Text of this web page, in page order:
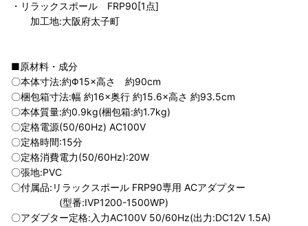
・リラックスポール FRP90[1点]
加工地:大阪府太子町
■原材料・成分
〇本体寸法:約Φ15×高さ 約90cm
〇梱包箱寸法:幅 約16×奥行 約15.6×高さ 約93.5cm
〇本体質量:約0.9kg(梱包箱:約1.7kg)
〇定格電源(50/60Hz) AC100V
〇定格時間:15分
〇定格消費電力(50/60Hz):20W
〇張地:PVC
〇付属品:リラックスポール FRP90専用 ACアダプター
(型番:IVP1200-1500WP)
〇アダプター定格:入力AC100V 50/60Hz(出力:DC12V 1.5A)